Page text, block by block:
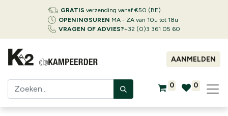
GRATIS verzending vanaf €50 (BE)
OPENINGSUREN MA - ZA van 10u tot 18u
VRAGEN OF ADVIES?+32 (0)3 361 05 60
AANMELDEN
0 0